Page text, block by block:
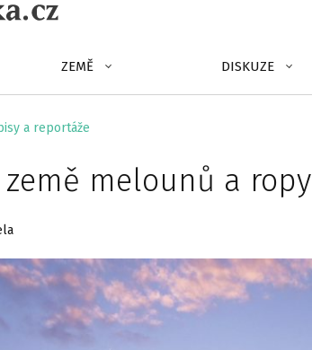
ZEMĚ DISKUZE
a reportáže
melounů a ropy